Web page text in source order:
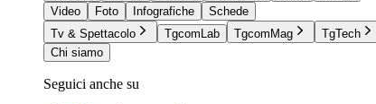
Video
Foto Infografiche
Schede
Tv & Spettacolo
TgcomLab TgcomMag TgTech
Chi siamo
Seguici anche su